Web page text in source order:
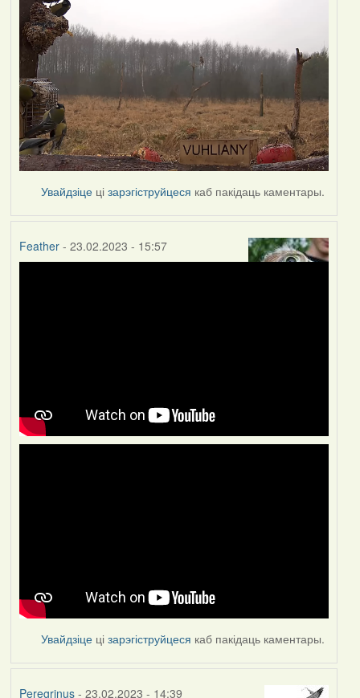
Увайдзіце цізарэгіструйцеся каб пакідаць каментары.
Feather- 23.02.2023 - 15:57
Увайдзіце цізарэгіструйцеся каб пакідаць каментары.
Peregrinus- 23.02.2023 - 14:39